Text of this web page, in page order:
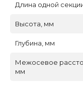
Длина одной
Высота, мм
Глубина, мм
Межосевое
мм